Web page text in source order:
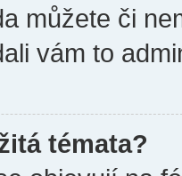
můžete či
vám to
témata?